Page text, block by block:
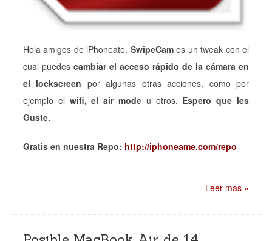
Hola amigos de iPhoneate, SwipeCames un tweak con el
cual puedes cambiar el acceso rápido de la cámara en
el lockscreen por algunas otras acciones, como por
ejemplo el wifi, el air mode u otros. Espero que les
Guste.
Gratis en nuestra Repo: http://iphoneame.com/repo
Leer mas »